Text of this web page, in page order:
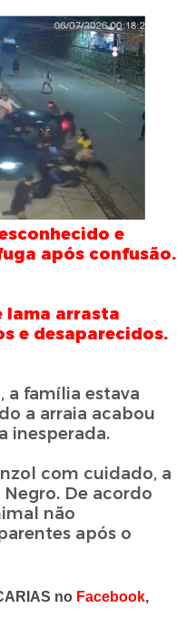
e
após confusão.
lama arrasta
e desaparecidos.
a família estava
a arraia acabou
inesperada.
com cuidado, a
De acordo
não
após o
no Facebook,